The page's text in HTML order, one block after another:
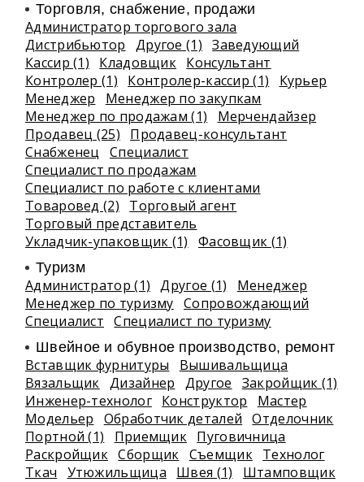
Торговля, снабжение, продажи
Администратор торгового зала
Дистрибьютор
Другое (1)
Заведующий
Кассир (1)
Кладовщик Консультант
Контролер (1)
Контролер-кассир (1)
Курьер
Менеджер
Менеджер по закупкам
Менеджер по продажам (1)
Мерчендайзер
Продавец (25)
Продавец-консультант
Снабженец
Специалист
Специалист по продажам
Специалист по работе с клиентами
Товаровед (2)
Торговый агент
Торговый представитель
Укладчик-упаковщик (1)
Фасовщик (1)
Туризм
Администратор (1) Другое (1)
Менеджер
Менеджер по туризму Сопровождающий
Специалист
Специалист по туризму
Швейное и обувное производство, ремонт
Вставщик фурнитуры
Вышивальщица
Вязальщик Дизайнер Другое
Закройщик (1)
Инженер-технолог Конструктор
Мастер
Модельер
Обработчик деталей
Отделочник
Портной (1)
Приемщик Пуговичница
Раскройщик Сборщик Съемщик Технолог
Ткач
Утюжильщица Швея (1) Штамповщик